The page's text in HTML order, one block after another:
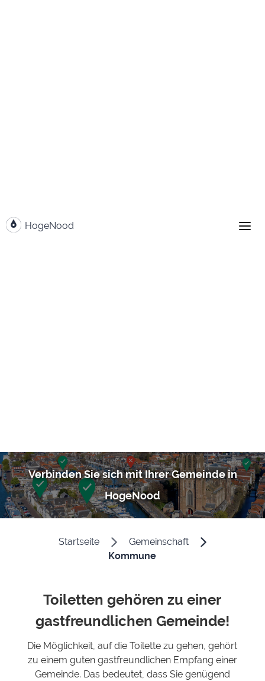
HogeNood
Verbinden Sie sich mit Ihrer Gemeinde in
HogeNood
Startseite
Gemeinschaft
Kommune
Toiletten gehören zu einer
gastfreundlichen Gemeinde!
Die Möglichkeit, auf die Toilette zu gehen, gehört
zu einem guten gastfreundlichen Empfang einer
Gemeinde. Das bedeutet, dass Sie genügend